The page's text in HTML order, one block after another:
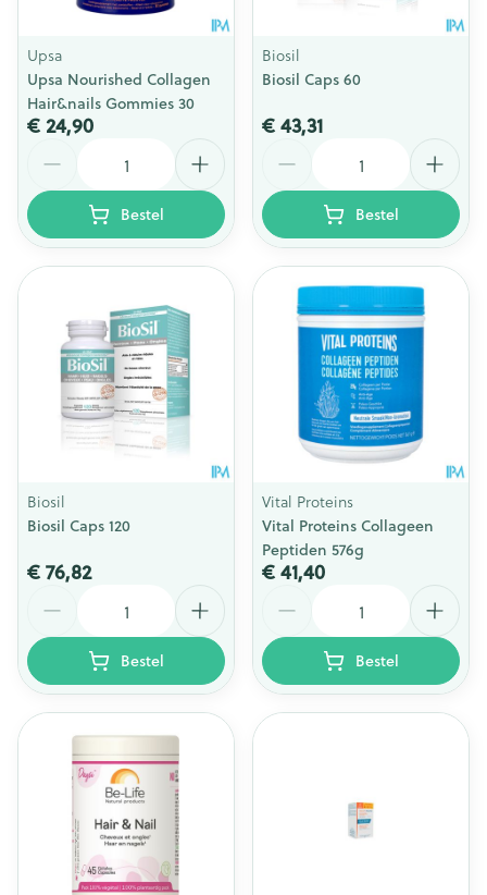
Upsa
Upsa Nourished Collagen
Hair&nails Gommies 30
€ 24,90
Bestel
Biosil
Biosil Caps 60
€ 43,31
Bestel
Biosil
Biosil Caps 120
€ 76,82
Bestel
Vital Proteins
Vital Proteins Collageen
Peptiden 576g
€ 41,40
Bestel